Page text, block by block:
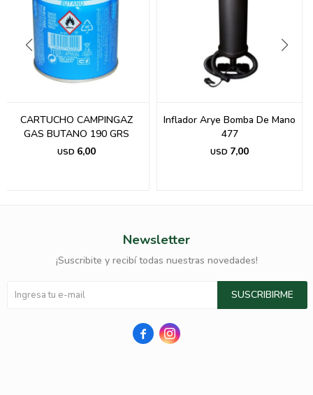
CARTUCHO CAMPINGAZ
GAS BUTANO 190 GRS
USD 6,00
Inflador Arye Bomba De Mano
477
USD 7,00
Newsletter
¡Suscribite y recibí todas nuestras novedades!
SUSCRIBIRME
 